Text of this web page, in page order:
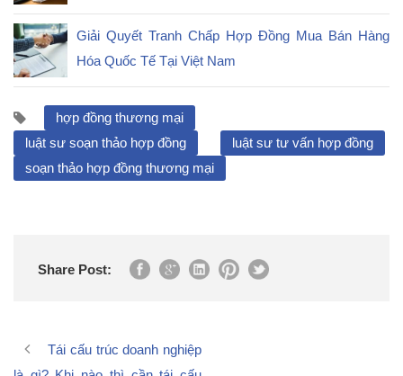
Giải Quyết Tranh Chấp Hợp Đồng Mua Bán Hàng
Hóa Quốc Tế Tại Việt Nam
hợp đồng thương mại
luật sư soạn thảo hợp đồng
luật sư tư vấn hợp đồng
soạn thảo hợp đồng thương mại
Share Post:
Tái cấu trúc doanh nghiệp